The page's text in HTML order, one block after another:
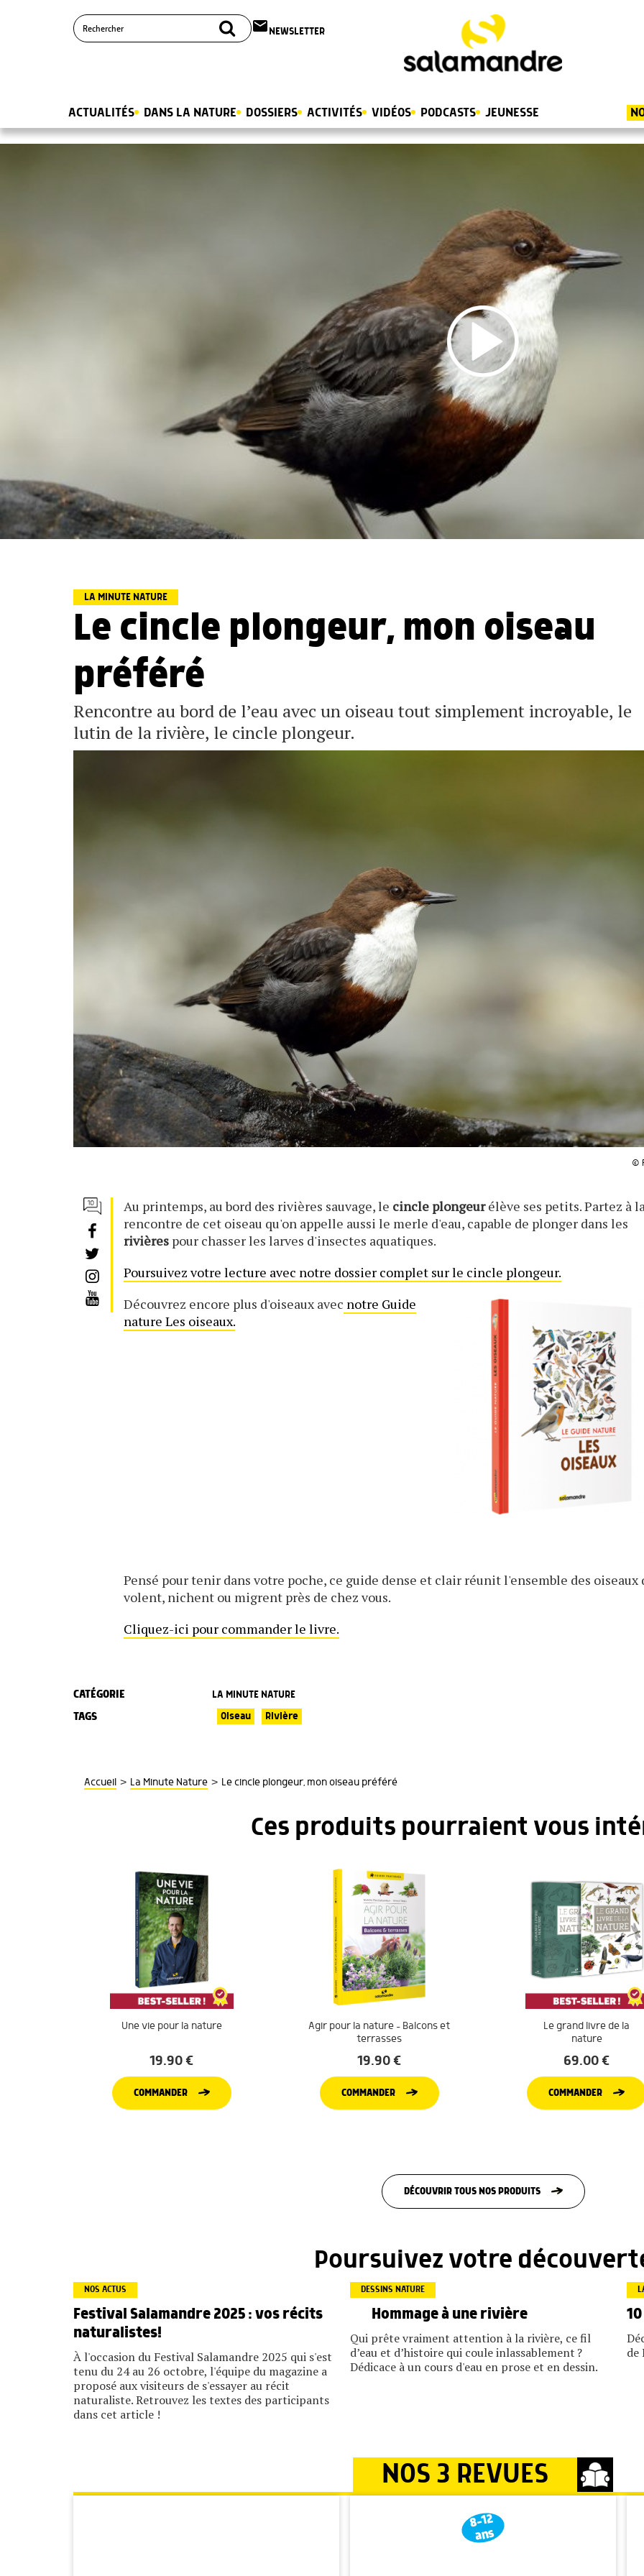
email NEWSLETTER
ACTUALITÉS DANS LA NATURE DOSSIERS ACTIVITÉS VIDÉOS PODCASTS JEUNESSE
LA MINUTE NATURE
Le cincle plongeur, mon oiseau
préféré
Rencontre au bord de l’eau avec un oiseau tout simplement incroyable, le
lutin de la rivière, le cincle plongeur.
©
Au printemps, au bord des rivières sauvage, le cincle plongeurélève ses petits. Partez à
rencontre de cet oiseau qu'on appelle aussi le merle d'eau, capable de plonger dans les
rivières pour chasser les larves d'insectes aquatiques.
Poursuivez votre lecture avec notre dossier complet sur le cincle plongeur.
Découvrez encore plus d'oiseaux avec notre Guide
nature Les oiseaux.
Pensé pour tenir dans votre poche, ce guide dense et clair réunit l'ensemble des oiseaux
volent, nichent ou migrent près de chez vous.
Cliquez-ici pour commander le livre.
CATÉGORIE LA MINUTE NATURE
TAGS Oiseau Rivière
Accueil > La Minute Nature > Le cincle plongeur, mon oiseau préféré
Ces produits pourraient vous
Une vie pour la nature
19.90€
COMMANDER
Agir pour la nature – Balcons et
terrasses
19.90€
COMMANDER
Le grand livre de la
nature
69.00€
COMMANDER
DÉCOUVRIR TOUS NOS PRODUITS
Poursuivez votre
NOS ACTUS
Festival Salamandre 2025 : vos récits
naturalistes!
À l'occasion du Festival Salamandre 2025 qui s'est
tenu du 24 au 26 octobre, l'équipe du magazine a
proposé aux visiteurs de s'essayer au récit
naturaliste. Retrouvez les textes des participants
dans cet article !
DESSINS NATURE
Hommage à une rivière
Qui prête vraiment attention à la rivière, ce fil
d’eau et d’histoire qui coule inlassablement ?
Dédicace à un cours d'eau en prose et en dessin.
de
NOS 3 REVUES
8-12
ans